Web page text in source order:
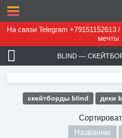
На связи Telegram +79151152613
мечты
BLIND —
скейтборды blind деки
Названию